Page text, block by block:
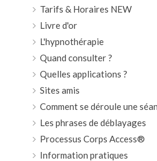
Tarifs & Horaires NEW
Livre d'or
L'hypnothérapie
Quand consulter ?
Quelles applications ?
Sites amis
Comment se déroule une
Les phrases de déblayages
Processus Corps Access®
Information pratiques